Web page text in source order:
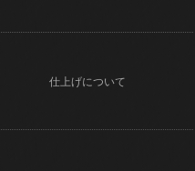
仕上げについて